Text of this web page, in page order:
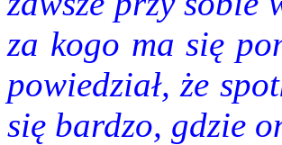
za kogo ma się
powiedział, że
się bardzo, gdzie